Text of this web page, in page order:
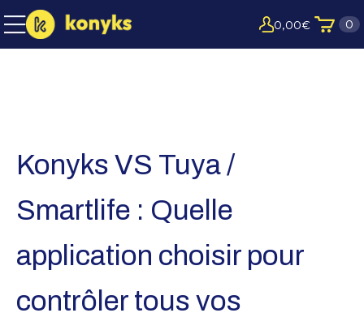
0,00€ 0
Konyks VS Tuya /
Smartlife : Quelle
application choisir pour
contrôler tous vos